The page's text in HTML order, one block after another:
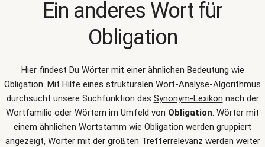
Ein anderes Wort für
Obligation
Hier findest Du Wörter mit einer ähnlichen Bedeutung wie
Obligation. Mit Hilfe eines strukturalen Wort-Analyse-Algorithmus
durchsucht unsere Suchfunktion das Synonym-Lexikon nach der
Wortfamilie oder Wörtern im Umfeld von Obligation. Wörter mit
einem ähnlichen Wortstamm wie Obligation werden gruppiert
angezeigt, Wörter mit der größten Trefferrelevanz werden weiter